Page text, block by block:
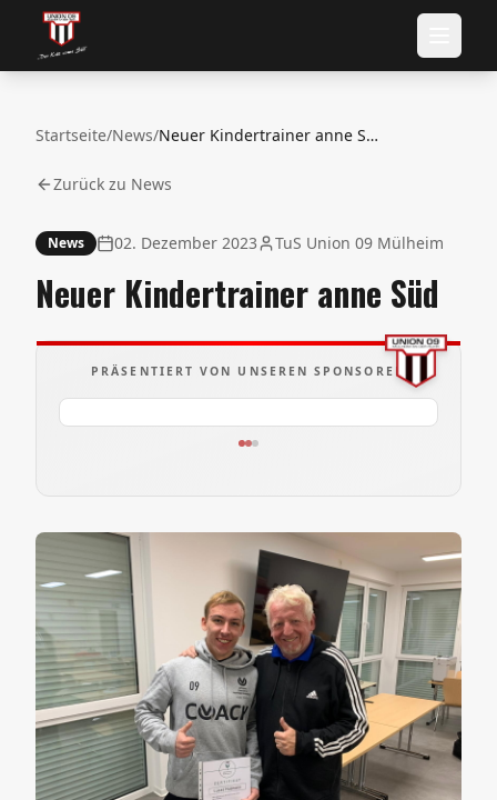
Startseite/News/ Neuer Kindertrainer anne Süd
Zurück zu News
News 02. Dezember 2023 TuS Union 09 Mülheim
Neuer Kindertrainer anne Süd
PRÄSENTIERT VON UNSEREN SPONSOREN